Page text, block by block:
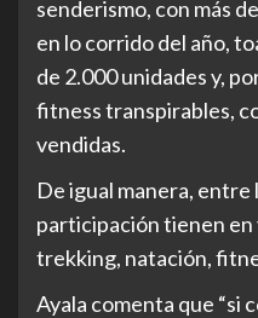
senderismo, con más
en lo corrido del año,
de 2.000 unidades y,
fitness transpirables,
vendidas.
De igual manera,
participación tienen
trekking, natación,
Ayala comenta que “si